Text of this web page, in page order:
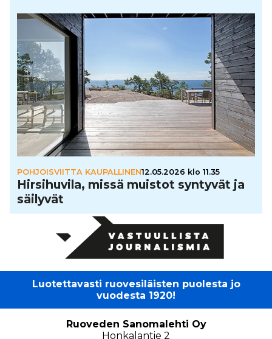
POHJOISVIITTA KAUPALLINEN12.05.2026 klo 11.35
Hir­si­hu­vila, missä muistot syntyvät ja
säilyvät
Luotettavasti ruovesiläisten puolesta jo
vuodesta 1920!
Ruoveden Sanomalehti Oy
Honkalantie 2